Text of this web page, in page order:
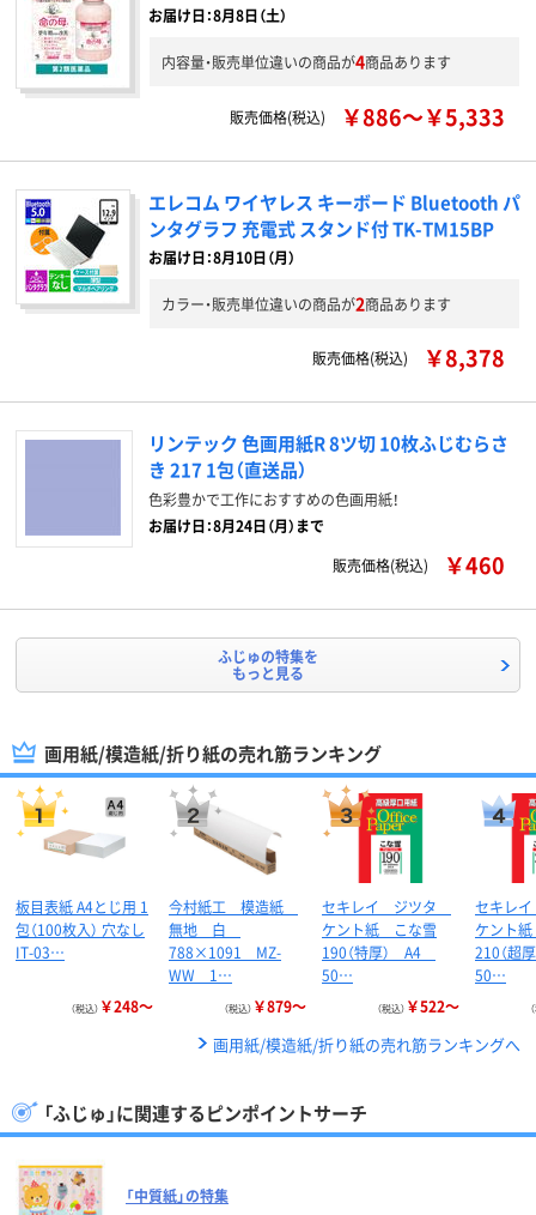
お届け日：8月8日（土）
内容量・販売単位違いの商品が4商品あります
販売価格(税込) ￥886～￥5,333
エレコム ワイヤレス キーボード Bluetooth パ
ンタグラフ 充電式 スタンド付 TK-TM15BP
お届け日：8月10日（月）
カラー・販売単位違いの商品が2商品あります
販売価格(税込) ￥8,378
リンテック 色画用紙R 8ツ切 10枚ふじむらさ
き 217 1包（直送品）
色彩豊かで工作におすすめの色画用紙！
お届け日：8月24日（月）まで
販売価格(税込)
￥460
ふじゅの特集を
もっと見る
画用紙/模造紙/折り紙の売れ筋ランキング
板目表紙 A4とじ用 1
包（100枚入） 穴なし
IT-03…
（税込） ￥248～
今村紙工 模造紙
無地 白
788×1091 MZ-
WW 1…
（税込） ￥879～
セキレイ ジツタ
ケント紙 こな雪
190（特厚） A4
50…
（税込） ￥522～
セキレ
ケント
210（
50…
画用紙/模造紙/折り紙の売れ筋ランキングへ
「ふじゅ」に関連するピンポイントサーチ
「中質紙」の特集